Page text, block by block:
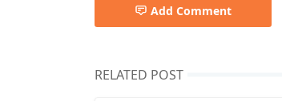
Add Comment
RELATED POST